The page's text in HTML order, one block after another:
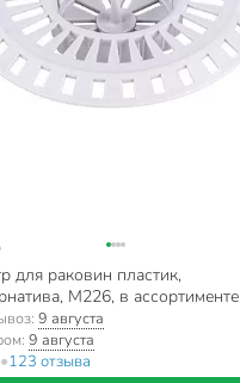
для раковин пластик,
М226, в ассортименте
9 августа
9 августа
•123 отзыва